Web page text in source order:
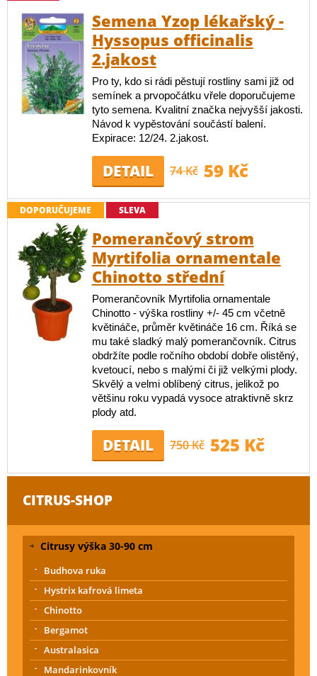
Semena Yzop lékařský -
Hyssopus officinalis
2.jakost
Pro ty, kdo si rádi pěstují rostliny sami již od
semínek a prvopočátku vřele doporučujeme
tyto semena. Kvalitní značka nejvyšší jakosti.
Návod k vypěstování součástí balení.
Expirace: 12/24. 2.jakost.
DETAIL 74 Kč 59 Kč
DOPORUČUJEME SLEVA
Pomerančový strom
Myrtifolia ornamentale
Chinotto střední
Pomerančovník Myrtifolia ornamentale
Chinotto - výška rostliny +/- 45 cm včetně
květináče, průměr květináče 16 cm. Říká se
mu také sladký malý pomerančovník. Citrus
obdržíte podle ročního období dobře olistěný,
kvetoucí, nebo s malými či již velkými plody.
Skvělý a velmi oblíbený citrus, jelikož po
většinu roku vypadá vysoce atraktivně skrz
plody atd.
DETAIL 750 Kč 525 Kč
CITRUS-SHOP
Citrusy výška 30-90 cm
Budhova ruka
Hystrix kafrová limeta
Chinotto
Bergamot
Australasica
Mandarinkovník